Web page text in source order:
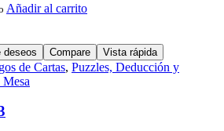
Añadir al carrito
deseos Compare Vista rápida
de Cartas, Puzzles, Deducción y
Mesa